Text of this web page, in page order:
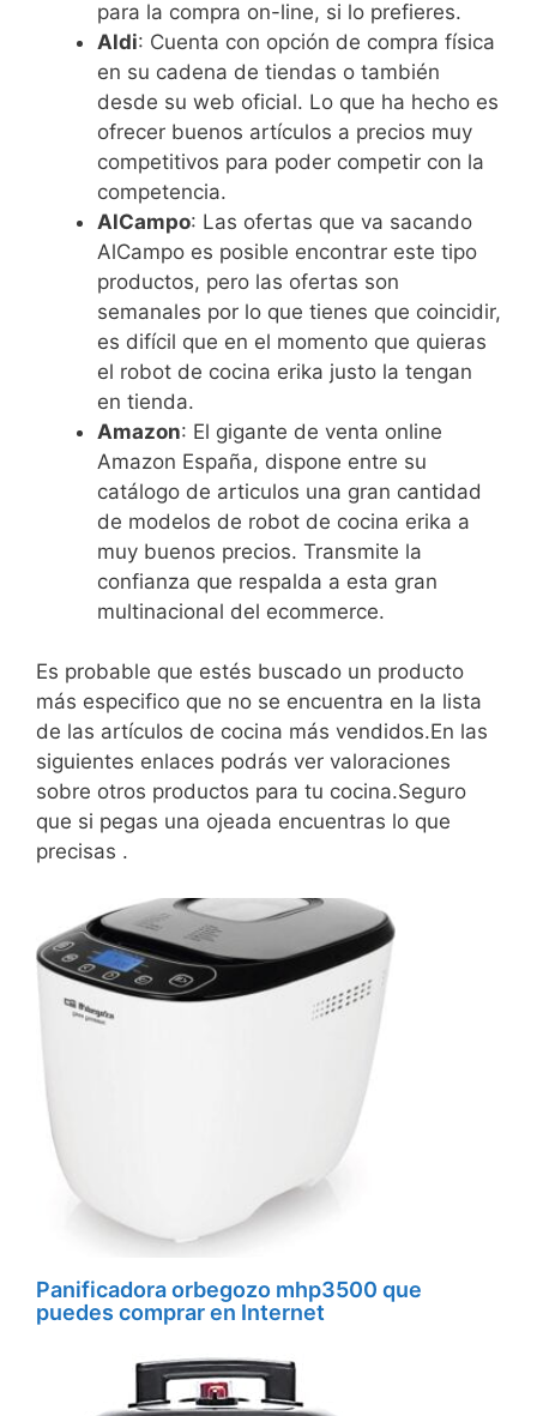
para la compra on-line, si lo prefieres.
Aldi: Cuenta con opción de compra física
en su cadena de tiendas o también
desde su web oficial. Lo que ha hecho es
ofrecer buenos artículos a precios muy
competitivos para poder competir con la
competencia.
AlCampo: Las ofertas que va sacando
AlCampo es posible encontrar este tipo
productos, pero las ofertas son
semanales por lo que tienes que coincidir,
es difícil que en el momento que quieras
el robot de cocina erika justo la tengan
en tienda.
Amazon: El gigante de venta online
Amazon España, dispone entre su
catálogo de articulos una gran cantidad
de modelos de robot de cocina erika a
muy buenos precios. Transmite la
confianza que respalda a esta gran
multinacional del ecommerce.
Es probable que estés buscado un producto
más especifico que no se encuentra en la lista
de las artículos de cocina más vendidos.En las
siguientes enlaces podrás ver valoraciones
sobre otros productos para tu cocina.Seguro
que si pegas una ojeada encuentras lo que
precisas .
Panificadora orbegozo mhp3500 que
puedes comprar en Internet